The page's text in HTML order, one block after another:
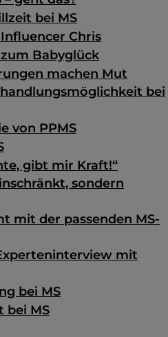
bei MS
Chris
Babyglück
machen Mut
bei
von PPMS
gibt mir Kraft!“
sondern
mit der passenden MS-
mit
bei MS
bei MS